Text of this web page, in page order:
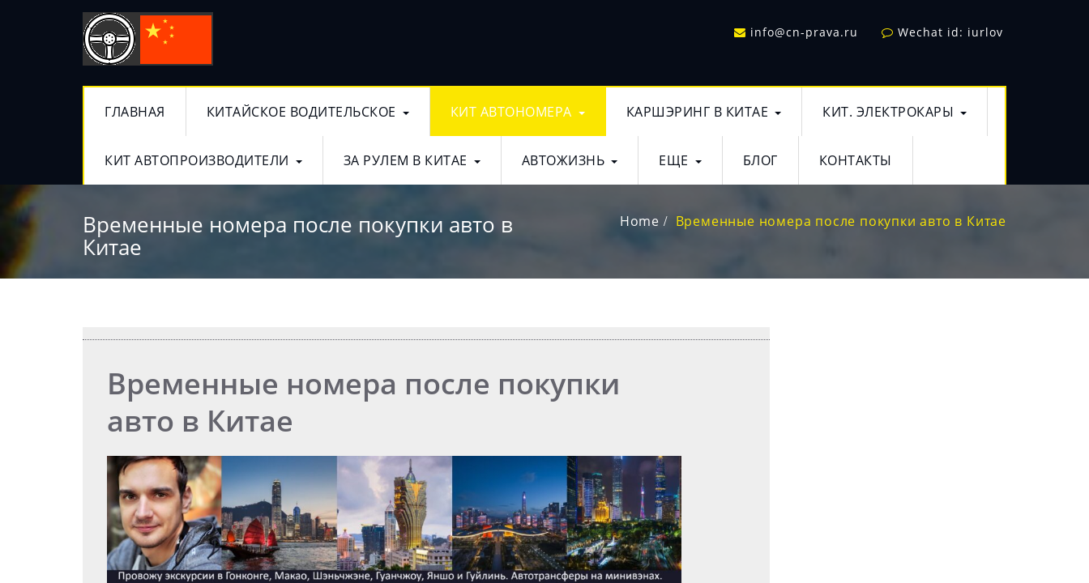
info@cn-prava.ru Wechat id: iurlov
ГЛАВНАЯ КИТАЙСКОЕ ВОДИТЕЛЬСКОЕ КИТ АВТОНОМЕРА КАРШЭРИНГ В КИТАЕ КИТ. ЭЛЕКТРОКАРЫ
КИТ АВТОПРОИЗВОДИТЕЛИ ЗА РУЛЕМ В КИТАЕ АВТОЖИЗНЬ ЕЩЕ БЛОГ КОНТАКТЫ
Временные номера после покупки авто в
Китае
Home Временные номера после покупки авто в Китае
Временные номера после покупки
авто в Китае